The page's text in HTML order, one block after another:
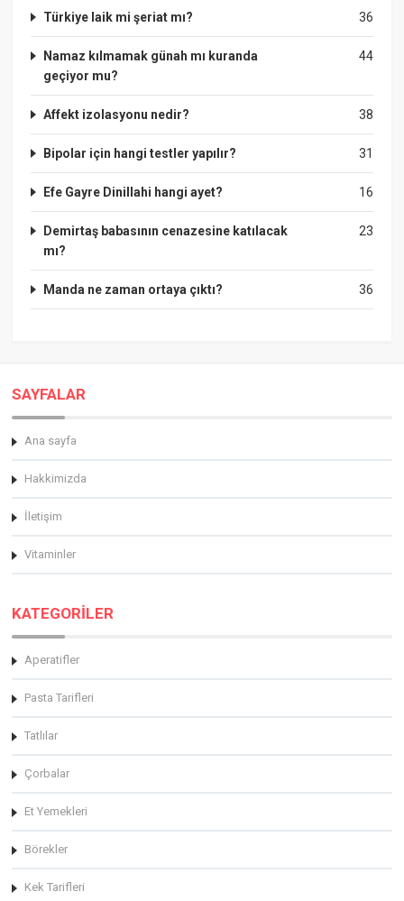
36
Türkiye laik mi şeriat mı?
44
Namaz kılmamak günah mı kuranda
geçiyor mu?
38
Affekt izolasyonu nedir?
31
Bipolar için hangi testler yapılır?
16
Efe Gayre Dinillahi hangi ayet?
23
Demirtaş babasının cenazesine katılacak
mı?
36
Manda ne zaman ortaya çıktı?
SAYFALAR
Ana sayfa
Hakkimizda
İletişim
Vitaminler
KATEGORİLER
Aperatifler
Pasta Tarifleri
Tatlılar
Çorbalar
Et Yemekleri
Börekler
Kek Tarifleri